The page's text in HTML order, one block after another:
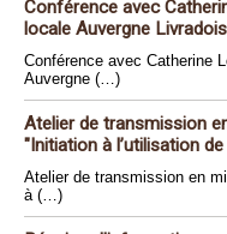
Conférence avec
locale Auvergne
Conférence avec Catherine
Auvergne (…)
Atelier de transmission
"Initiation à l’utilisation
Atelier de transmission en
à (…)